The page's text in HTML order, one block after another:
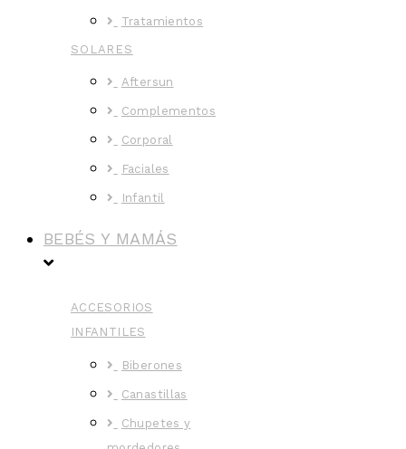
Tratamientos
SOLARES
Aftersun
Complementos
Corporal
Faciales
Infantil
BEBÉS Y MAMÁS
ACCESORIOS
INFANTILES
Biberones
Canastillas
Chupetes y